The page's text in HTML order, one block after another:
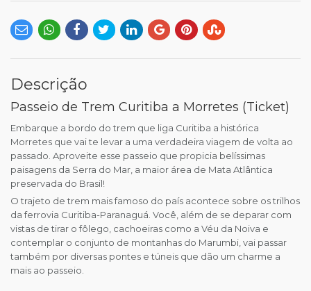
Descrição
Passeio de Trem Curitiba a Morretes (Ticket)
Embarque a bordo do trem que liga Curitiba a histórica
Morretes que vai te levar a uma verdadeira viagem de volta ao
passado. Aproveite esse passeio que propicia belíssimas
paisagens da Serra do Mar, a maior área de Mata Atlântica
preservada do Brasil!
O trajeto de trem mais famoso do país acontece sobre os trilhos
da ferrovia Curitiba-Paranaguá. Você, além de se deparar com
vistas de tirar o fôlego, cachoeiras como a Véu da Noiva e
contemplar o conjunto de montanhas do Marumbi, vai passar
também por diversas pontes e túneis que dão um charme a
mais ao passeio.